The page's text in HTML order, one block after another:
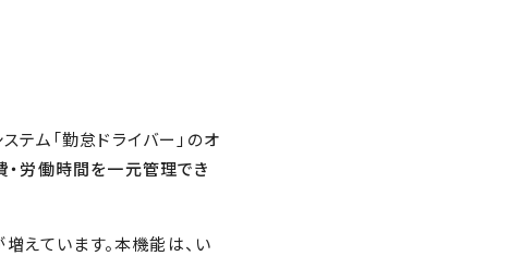
テム「勤怠ドライバー」のオ
・労働時間を一元管理でき
えています。本機能は、い